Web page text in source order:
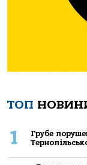
ТОП
1
Грубе